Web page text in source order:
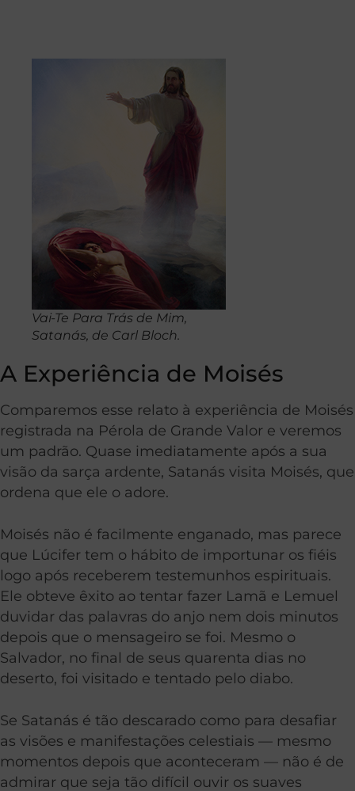
Vai-Te Para Trás de Mim,
Satanás, de Carl Bloch.
A Experiência de Moisés
Comparemos esse relato à experiência de Moisés
registrada na Pérola de Grande Valor e veremos
um padrão. Quase imediatamente após a sua
visão da sarça ardente, Satanás visita Moisés, que
ordena que ele o adore.
Moisés não é facilmente enganado, mas parece
que Lúcifer tem o hábito de importunar os fiéis
logo após receberem testemunhos espirituais.
Ele obteve êxito ao tentar fazer Lamã e Lemuel
duvidar das palavras do anjo nem dois minutos
depois que o mensageiro se foi. Mesmo o
Salvador, no final de seus quarenta dias no
deserto, foi visitado e tentado pelo diabo.
Se Satanás é tão descarado como para desafiar
as visões e manifestações celestiais — mesmo
momentos depois que aconteceram — não é de
admirar que seja tão difícil ouvir os suaves